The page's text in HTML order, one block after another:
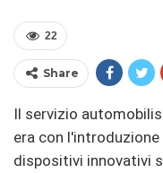
22
Share
Il servizio
era con
dispositivi innovativi